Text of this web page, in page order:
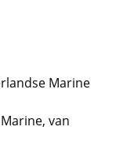
Marine
van